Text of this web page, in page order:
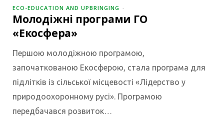
ECO-EDUCATION AND UPBRINGING
Молодіжні програми ГО
«Екосфера»
Першою молодіжною програмою,
започаткованою Екосферою, стала програма для
підлітків із сільської місцевості «Лідерство у
природоохоронному русі». Програмою
передбачався розвиток…